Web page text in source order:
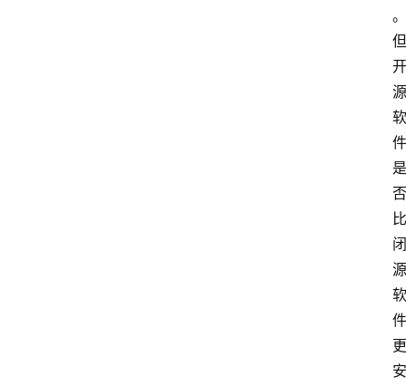
。
但
开
源
软
件
是
否
比
闭
源
软
件
更
安